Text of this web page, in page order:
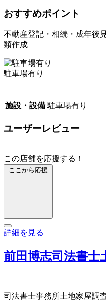
おすすめポイント
不動産登記・相続・成年後
類作成
駐車場有り
施設・設備 駐車場有り
ユーザーレビュー
この店舗を応援する！
ここから応援
詳細を見る
前田博志司法書士
司法書士事務所土地家屋調